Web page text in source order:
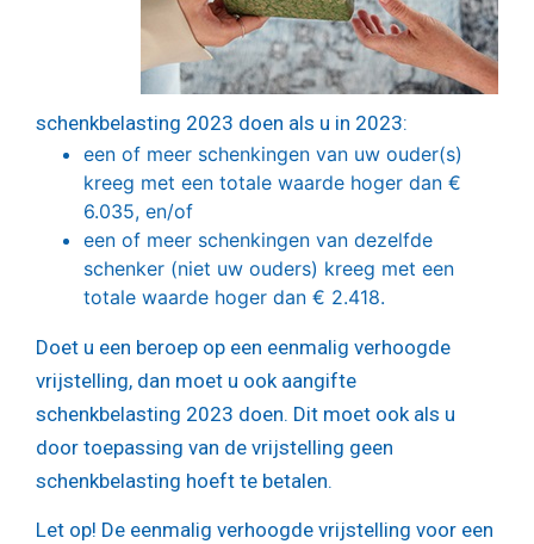
schenkbelasting 2023 doen als u in 2023:
een of meer schenkingen van uw ouder(s)
kreeg met een totale waarde hoger dan €
6.035, en/of
een of meer schenkingen van dezelfde
schenker (niet uw ouders) kreeg met een
totale waarde hoger dan € 2.418.
Doet u een beroep op een eenmalig verhoogde
vrijstelling, dan moet u ook aangifte
schenkbelasting 2023 doen. Dit moet ook als u
door toepassing van de vrijstelling geen
schenkbelasting hoeft te betalen.
Let op! De eenmalig verhoogde vrijstelling voor een